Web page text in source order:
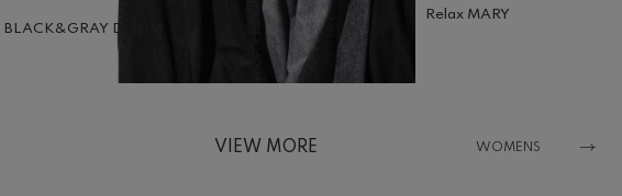
BLACK&GRAY DENIM
Relax MARY
VIEW MORE WOMENS